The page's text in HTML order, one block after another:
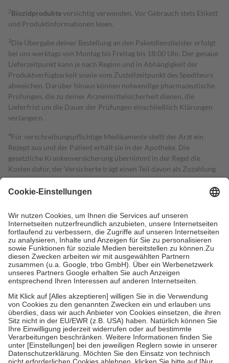
2Biozidproduktevorsichtig verwenden. Vor Gebrauch stets Etikett
und Produktinformationen lesen.
3Die Übergabe deiner Bestellung an den Paketdienstleister erfolgt
bei uns werktags von Montag bis Freitag bis 18:00 Uhr. Der genaue
Lieferzeitpunkt kann je nach Region und in Abhängigkeit der
Produktverfügbarkeit sowie vom Zustellzeitpunkt des Spediteurs
abweichen. Darüber hinaus können notwendige pharmazeutische
Prüfungen, die zu deiner Arzneimittelsicherheit dienen, die
Lieferfrist um die Dauer der Prüfungen einschließlich Klärungen
verlängern.
4Für verschreibungspflichtige Medikamente stellt der Arzt ein
Rezept aus und der Patient erhält sie in der Apotheke. Die
gesetzliche Krankenversicherung übernimmt in der Regel die
Kosten dafür, der Versicherte trägt einen Teil davon als Zuzahlung
mit.
Grundsätzlich leisten Mitglieder Zuzahlungen in Höhe von zehn
höchstens zehn Euro.
Es sind jedoch nie mehr als die tatsächlichen
Kosten der Leistung zu entrichten.
Diese Regeln gelten grundsätzlich auch für Online-Apotheken.
Bei Heilmitteln und häuslicher Krankenpflege beträgt die
Zuzahlung zehn Prozent der Kosten sowie zehn Euro je
Verordnung.
Um das Engagement der Versicherten für ihre eigene Gesundheit zu
stärken und die besondere Stellung der Familie zu unterstützen,
fallenkeine Zuzahlungenan bei:
• Kindern und Jugendlichen bis zum vollendeten 18. Lebensjahr
mit Ausnahme der Fahrkosten
• Untersuchungen zur Vorsorge und Früherkennung, die von der
GKV getragen werden
• empfohlenen Schutzimpfungen